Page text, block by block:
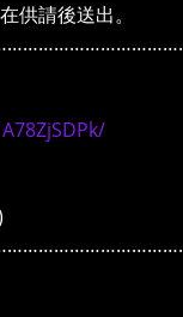
供請後送出。